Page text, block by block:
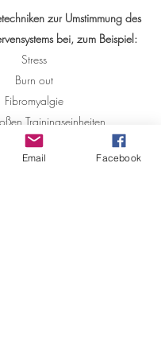
zur Umstimmung des
bei, zum Beispiel:
Stress
Burn out
Fibromyalgie
Trainingseinheiten
dem Wettkampf
zum Wohlfühlen
Email Facebook